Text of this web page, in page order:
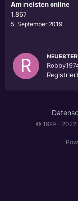
Am meisten online
1.867
5. September 2019
Registriert
© 1999 - 2022